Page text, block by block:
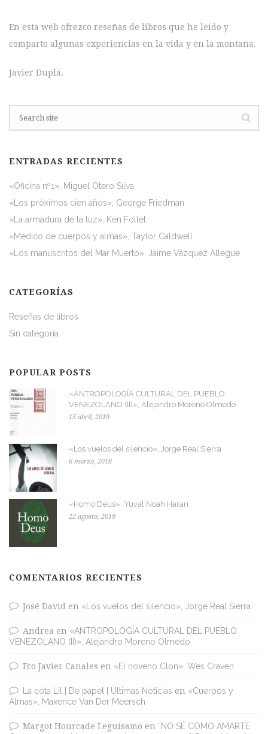
En esta web ofrezco reseñas de libros que he leído y
comparto algunas experiencias en la vida y en la montaña.
Javier Duplá.
ENTRADAS RECIENTES
«Oficina nº1», Miguel Otero Silva
«Los próximos cien años», George Friedman
«La armadura de la luz», Ken Follet
«Médico de cuerpos y almas», Taylor Caldwell
«Los manuscritos del Mar Muerto», Jaime Vázquez Allegue
CATEGORÍAS
Reseñas de libros
Sin categoría
POPULAR POSTS
«ANTROPOLOGÍA CULTURAL DEL PUEBLO
VENEZOLANO (II)», Alejandro Moreno Olmedo
15 abril, 2019
«Los vuelos del silencio», Jorge Real Sierra
6 marzo, 2018
«Homo Deus», Yuval Noah Harari
22 agosto, 2019
COMENTARIOS RECIENTES
José David en «Los vuelos del silencio», Jorge Real Sierra
Andrea en «ANTROPOLOGÍA CULTURAL DEL PUEBLO
VENEZOLANO (II)», Alejandro Moreno Olmedo
Fco Javier Canales en «El noveno Clon», Wes Craven
La cota Lil | De papel | Últimas Noticias en «Cuerpos y
Almas», Maxence Van Der Meersch
Margot Hourcade Leguísamo en “NO SÉ CÓMO AMARTE.